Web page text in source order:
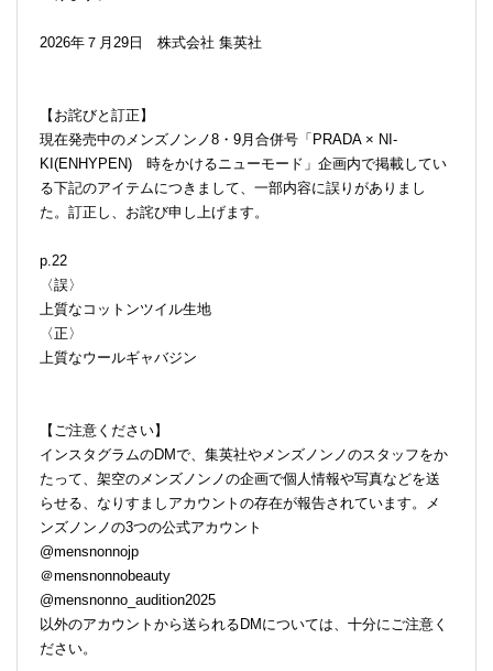
2026年７月29日 株式会社 集英社
【お詫びと訂正】
現在発売中のメンズノンノ8・9月合併号「PRADA × NI-
KI(ENHYPEN) 時をかけるニューモード」企画内で掲載してい
る下記のアイテムにつきまして、一部内容に誤りがありまし
た。訂正し、お詫び申し上げます。
p.22
〈誤〉
上質なコットンツイル生地
〈正〉
上質なウールギャバジン
【ご注意ください】
インスタグラムのDMで、集英社やメンズノンノのスタッフをか
たって、架空のメンズノンノの企画で個人情報や写真などを送
らせる、なりすましアカウントの存在が報告されています。メ
ンズノンノの3つの公式アカウント
@mensnonnojp
＠mensnonnobeauty
@mensnonno_audition2025
以外のアカウントから送られるDMについては、十分にご注意く
ださい。